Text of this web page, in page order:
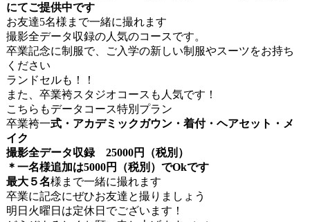
にてご提供中です
お友達5名様まで一緒に撮れます
撮影全データ収録の人気のコースです。
卒業記念に制服で、ご入学の新しい制服やスーツをお持ち
ください
ランドセルも！！
また、卒業袴スタジオコースも人気です！
こちらもデータコース特別プラン
卒業袴一式・アカデミックガウン・着付・ヘアセット・メ
イク
撮影全データ収録 25000円（税別）
＊一名様追加は5000円（税別）でOkです
最大５名様まで一緒に撮れます
卒業に記念にぜひお友達と撮りましょう
明日火曜日は定休日でございます！